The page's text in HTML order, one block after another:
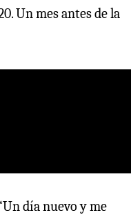
Un mes antes de la
día nuevo y me